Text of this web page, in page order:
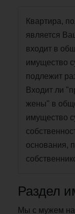
Квартира,
является
входит в
имущество
подлежит
Входит ли
жены" в
имущество
основания,
Раздел
Мы с мужем на